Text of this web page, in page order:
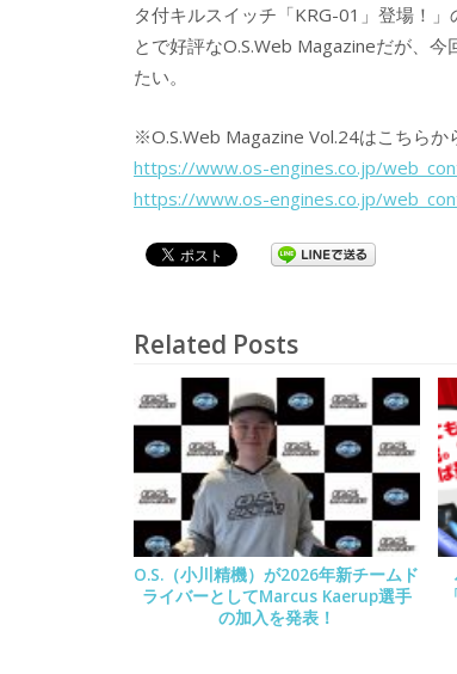
タ付キルスイッチ「KRG-01」登場！
とで好評なO.S.Web Magazineだが、
たい。
※O.S.Web Magazine Vol.24はこちらか
https://www.os-engines.co.jp/
https://www.os-engines.co.jp/
Related Posts
O.S.（小川精機）が2026年新チームド
ライバーとしてMarcus Kaerup選手
の加入を発表！